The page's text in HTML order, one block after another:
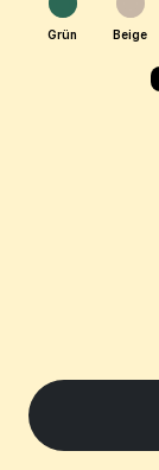
Grün Beige